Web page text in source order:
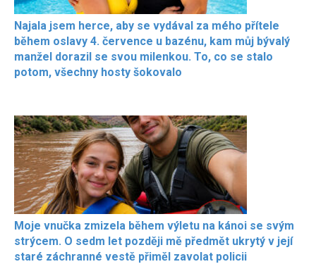
Najala jsem herce, aby se vydával za mého přítele
během oslavy 4. července u bazénu, kam můj bývalý
manžel dorazil se svou milenkou. To, co se stalo
potom, všechny hosty šokovalo
Moje vnučka zmizela během výletu na kánoi se svým
strýcem. O sedm let později mě předmět ukrytý v její
staré záchranné vestě přiměl zavolat policii